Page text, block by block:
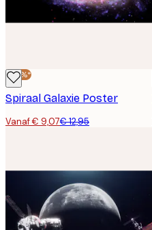
-30%*
Spiraal Galaxie Poster
Vanaf € 9,07€ 12,95